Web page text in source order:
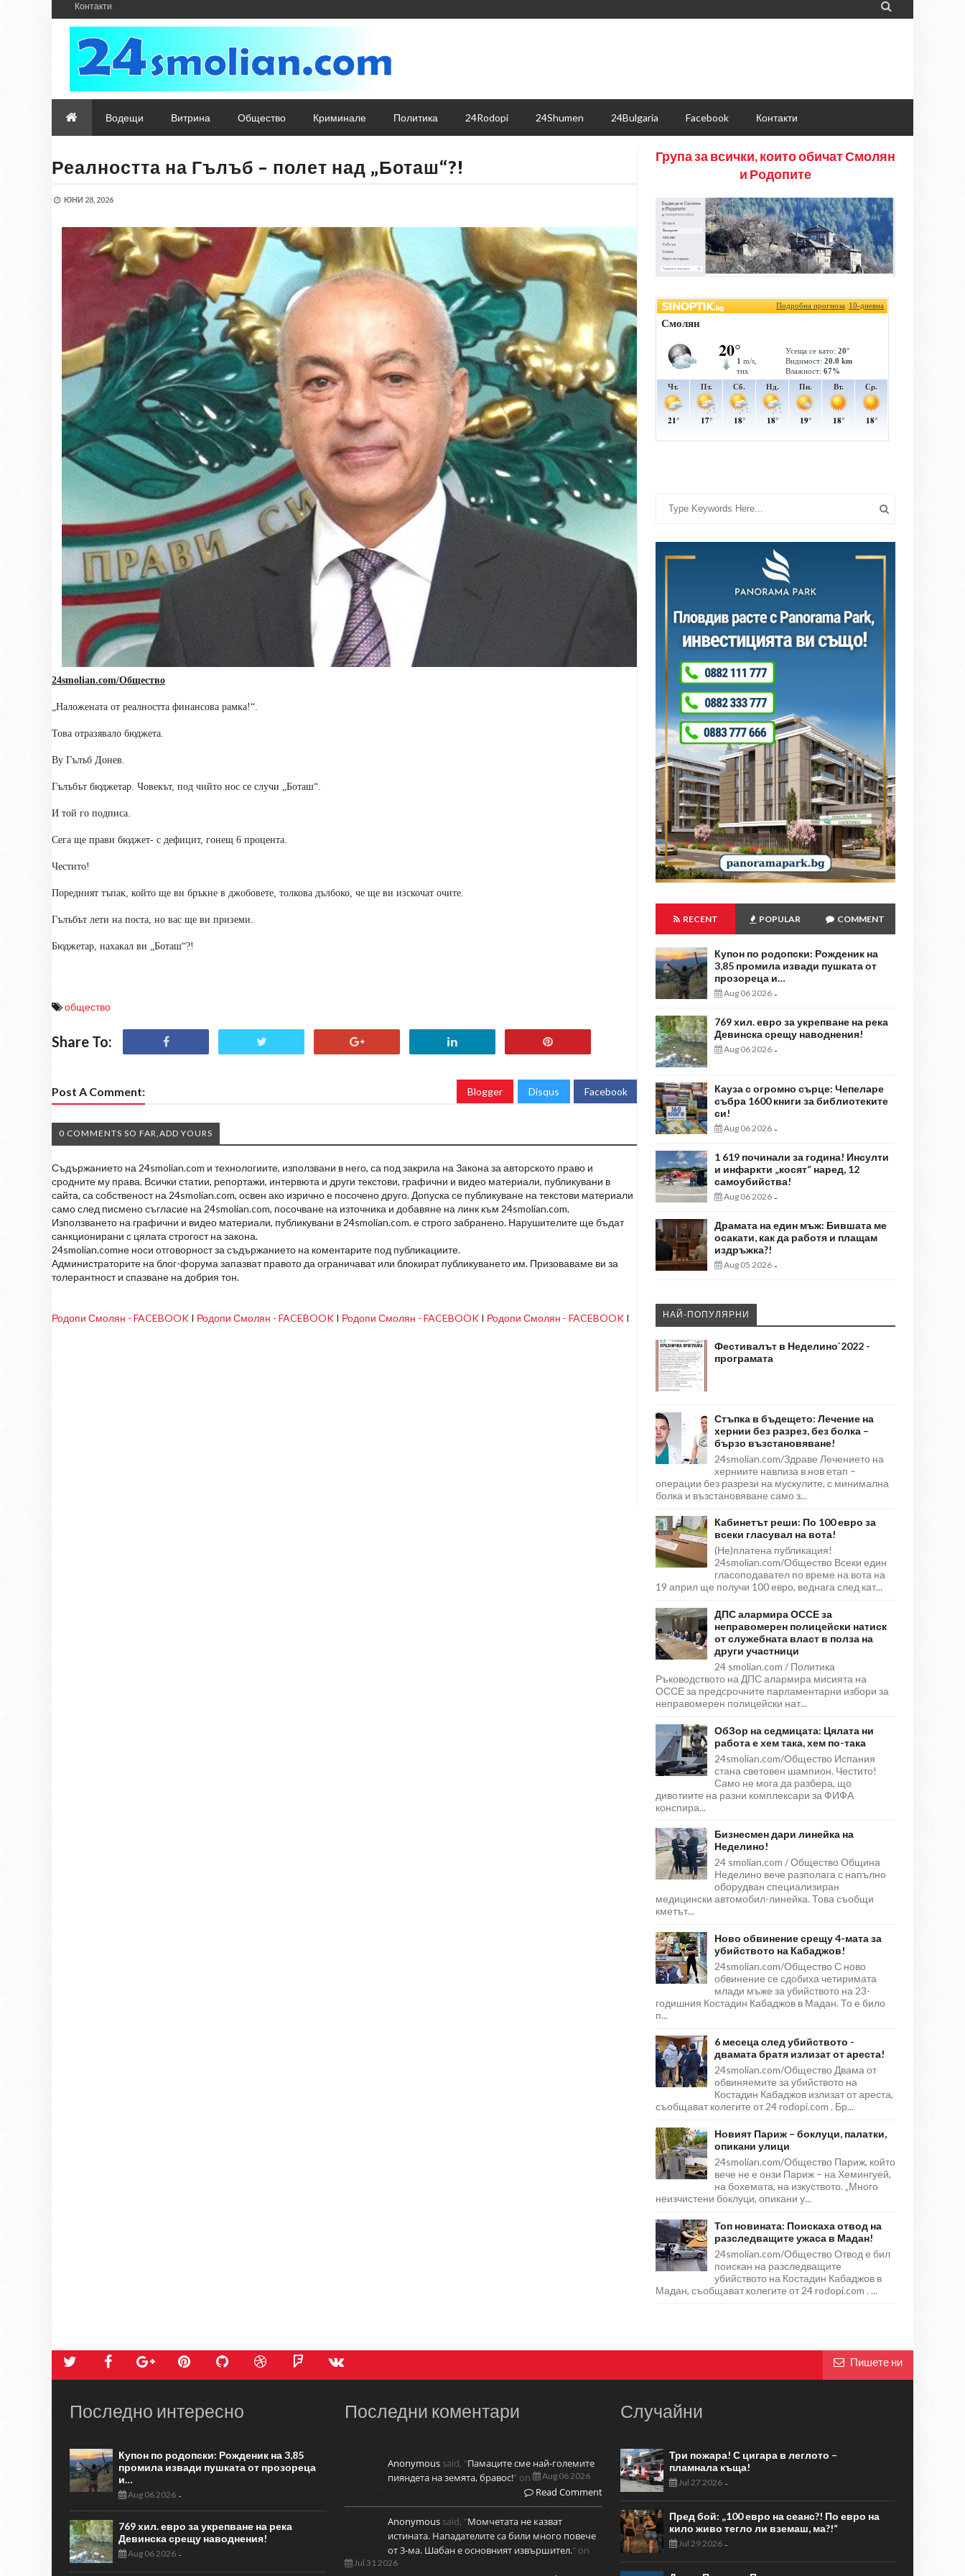
Контакти 
Водещи Витрина Общество Криминале Политика 24Rodopi 24Shumen 24Bulgaria Facebook Контакти
Реалността на Гълъб – полет над „Боташ“?!
ЮНИ 28, 2026
24smolian.com/Общество
„Наложената от реалността финансова рамка!“.
Това отразявало бюджета.
By Гълъб Донев.
Гълъбът бюджетар. Човекът, под чийто нос се случи „Боташ“.
И той го подписа.
Сега ще прави бюджет- с дефицит, гонещ 6 процента.
Честито!
Поредният тъпак, който ще ви бръкне в джобовете, толкова дълбоко, че ще ви изскочат очите.
Гълъбът лети на поста, но вас ще ви приземи.
Бюджетар, нахакал ви „Боташ“?!
общество
Share To:
Post A Comment: Blogger Disqus Facebook
0 COMMENTS SO FAR,ADD YOURS
Съдържанието на 24smolian.com и технологиите, използвани в него, са под закрила на Закона за авторското право и
сродните му права. Всички статии, репортажи, интервюта и други текстови, графични и видео материали, публикувани в
сайта, са собственост на 24smolian.com, освен ако изрично е посочено друго. Допуска се публикуване на текстови материали
само след писмено съгласие на 24smolian.com, посочване на източника и добавяне на линк към 24smolian.com.
Използването на графични и видео материали, публикувани в 24smolian.com. е строго забранено. Нарушителите ще бъдат
санкционирани с цялата строгост на закона.
24smolian.comне носи отговорност за съдържанието на коментарите под публикациите.
Администраторите на блог-форума запазват правото да ограничават или блокират публикуването им. Призоваваме ви за
толерантност и спазване на добрия тон.
Родопи Смолян - FACEBOOK I Родопи Смолян - FACEBOOK I Родопи Смолян - FACEBOOK I Родопи Смолян - FACEBOOK I
Група за всички, които обичат Смолян
и Родопите
RECENT POPULAR COMMENT
Купон по родопски: Рожденик на
3,85 промила извади пушката от
прозореца и…
Aug 06 2026 -
769 хил. евро за укрепване на река
Девинска срещу наводнения!
Aug 06 2026 -
Кауза с огромно сърце: Чепеларе
събра 1600 книги за библиотеките
си!
Aug 06 2026 -
1 619 починали за година! Инсулти
и инфаркти „косят“ наред, 12
самоубийства!
Aug 06 2026 -
Драмата на един мъж: Бившата ме
осакати, как да работя и плащам
издръжка?!
Aug 05 2026 -
НАЙ-ПОПУЛЯРНИ
Фестивалът в Неделино`2022 -
програмата
Стъпка в бъдещето: Лечение на
хернии без разрез, без болка –
бързо възстановяване!
24smolian.com/Здраве Лечението на
херниите навлиза в нов етап –
операции без разрези на мускулите, с минимална
болка и възстановяване само з...
Кабинетът реши: По 100 евро за
всеки гласувал на вота!
(Не)платена публикация!
24smolian.com/Общество Всеки един
гласоподавател по време на вота на
19 април ще получи 100 евро, веднага след кат...
ДПС алармира ОССЕ за
неправомерен полицейски натиск
от служебната власт в полза на
други участници
24 smolian.com / Политика
Ръководството на ДПС алармира мисията на
ОССЕ за предсрочните парламентарни избори за
неправомерен полицейски нат...
ОбЗор на седмицата: Цялата ни
работа е хем така, хем по-така
24smolian.com/Общество Испания
стана световен шампион. Честито!
Само не мога да разбера, що
дивотиите на разни комплексари за ФИФА
конспира...
Бизнесмен дари линейка на
Неделино!
24 smolian.com / Общество Община
Неделино вече разполага с напълно
оборудван специализиран
медицински автомобил-линейка. Това съобщи
кметът...
Ново обвинение срещу 4-мата за
убийството на Кабаджов!
24smolian.com/Общество С ново
обвинение се сдобиха четиримата
млади мъже за убийството на 23-
годишния Костадин Кабаджов в Мадан. То е било
п...
6 месеца след убийството -
двамата братя излизат от ареста!
24smolian.com/Общество Двама от
обвиняемите за убийството на
Костадин Кабаджов излизат от ареста,
съобщават колегите от 24 rodopi.com . Бр...
Новият Париж – боклуци, палатки,
опикани улици
24smolian.com/Общество Париж, който
вече не е онзи Париж – на Хемингуей,
на бохемата, на изкуството. „Много
неизчистени боклуци, опикани у...
Топ новината: Поискаха отвод на
разследващите ужаса в Мадан!
24smolian.com/Общество Отвод е бил
поискан на разследващите
убийството на Костадин Кабаджов в
Мадан, съобщават колегите от 24 rodopi.com . ...
Пишете ни
Последно интересно
Купон по родопски: Рожденик на 3,85
промила извади пушката от прозореца
и…
Aug 06 2026 -
769 хил. евро за укрепване на река
Девинска срещу наводнения!
Aug 06 2026 -
Последни коментари
Anonymous said, "Памаците сме най-големите
пияндета на земята, бравос!" on Aug 06 2026
Read Comment
Anonymous said, "Момчетата не казват
истината. Нападателите са били много повече
от 3-ма. Шабан е основният извършител." on
Jul 31 2026
Случайни
Три пожара! С цигара в леглото –
пламнала къща!
Jul 27 2026-
Пред бой: „100 евро на сеанс?! По евро на
кило живо тегло ли вземаш, ма?!“
Jul 29 2026-